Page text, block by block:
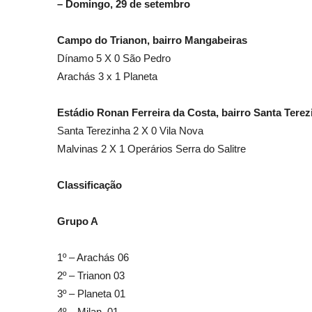
– Domingo, 29 de setembro
Campo do Trianon, bairro Mangabeiras
Dínamo 5 X 0 São Pedro
Arachás 3 x 1 Planeta
Estádio Ronan Ferreira da Costa, bairro Santa
Santa Terezinha 2 X 0 Vila Nova
Malvinas 2 X 1 Operários Serra do Salitre
Classificação
Grupo A
1º – Arachás 06
2º – Trianon 03
3º – Planeta 01